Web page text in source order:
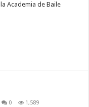
Academia de Baile
0 1,589